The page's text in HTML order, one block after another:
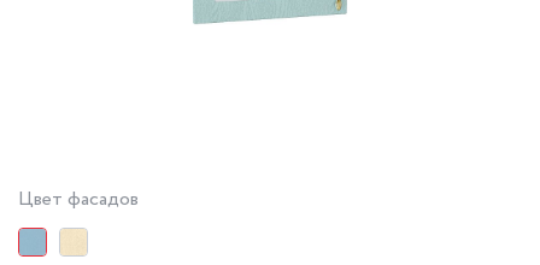
Цвет фасадов